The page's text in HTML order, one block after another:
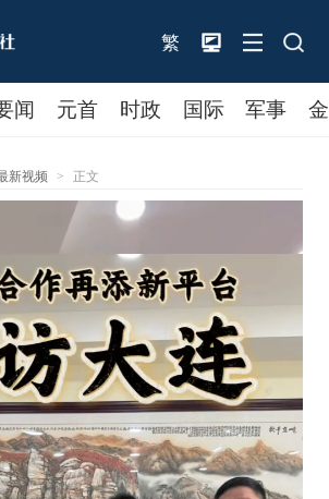
繁
闻 元首 时政 国际 军事
新视频 > 正文